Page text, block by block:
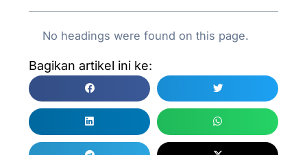
No headings were found on this page.
Bagikan artikel ini ke: